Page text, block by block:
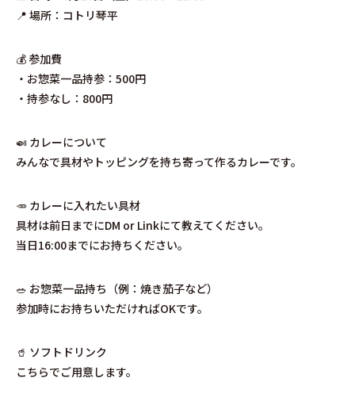
📍 場所：コトリ琴平
💰 参加費
・お惣菜一品持参：500円
・持参なし：800円
🍛 カレーについて
みんなで具材やトッピングを持ち寄って作るカレーです。
🥕 カレーに入れたい具材
具材は前日までにDM or Linkにて教えてください。
当日16:00までにお持ちください。
🥗 お惣菜一品持ち（例：焼き茄子など）
参加時にお持ちいただければOKです。
🥤 ソフトドリンク
こちらでご用意します。